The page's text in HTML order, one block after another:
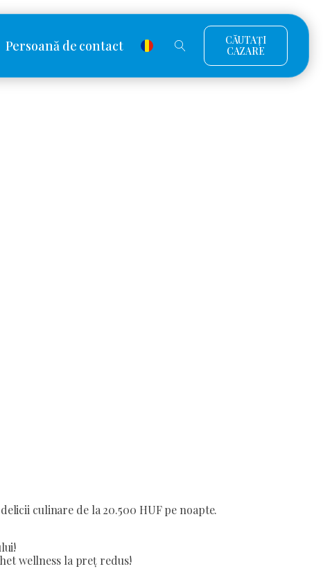
Persoană de contact
CĂUTAȚI
CAZARE
culinare de la 20.500 HUF pe noapte.
wellness la preț redus!